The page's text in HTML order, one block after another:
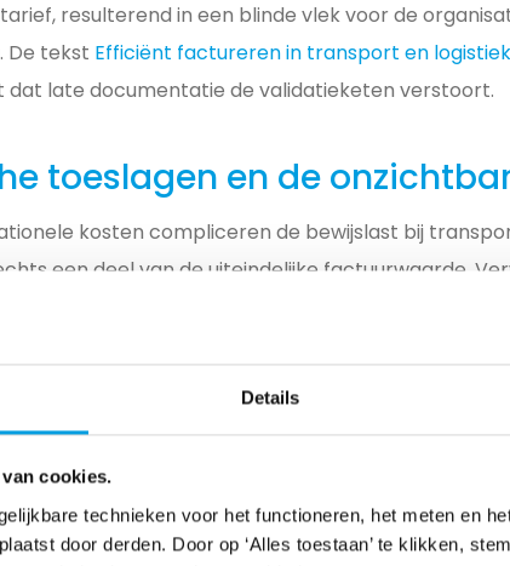
Details
cookies.
technieken voor het functioneren, het meten en
door derden. Door op ‘Alles toestaan’ te klikken,
resulterend in een blinde vlek voor de
De tekst Efficiënt factureren in transport en
late documentatie de validatieketen verstoort.
toeslagen en de
kosten compliceren de bewijslast bij
een deel van de uiteindelijke factuurwaarde.
zijn aan dagelijkse schommelingen,
vereist externe kruiscontroles. Een
op vrachtbrieven en GPS-logs naast de
daadwerkelijk drie uur heeft stilgestaan
van vervoerders wijken standaard af van